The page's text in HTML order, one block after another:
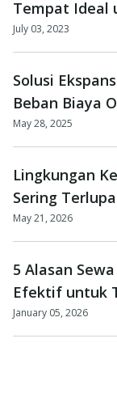
Tempat Ideal
July 03, 2023
Solusi
Beban Biaya
May 28, 2025
Lingkungan
Sering
May 21, 2026
5 Alasan
Efektif untuk
January 05, 2026